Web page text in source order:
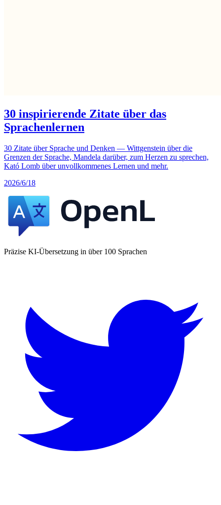
30 inspirierende Zitate über das
Sprachenlernen
30 Zitate über Sprache und Denken — Wittgenstein über die
Grenzen der Sprache, Mandela darüber, zum Herzen zu sprechen,
Kató Lomb über unvollkommenes Lernen und mehr.
2026/6/18
Präzise KI-Übersetzung in über 100 Sprachen